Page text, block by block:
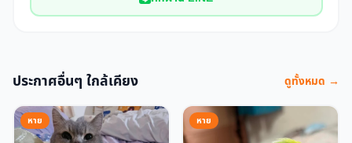
ประกาศอื่นๆ ใกล้เคียง ดูทั้งหมด →
หาย หาย